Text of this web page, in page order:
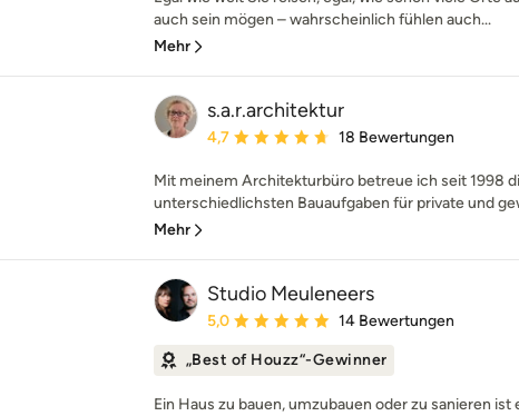
auch sein mögen – wahrscheinlich fühlen auch...
Mehr
s.a.r.architektur
Durchschnittliche Bewertung: 4.7 von 5
4,7 18 Bewertungen
Mit meinem Architekturbüro betreue ich seit 1998
unterschiedlichsten Bauaufgaben für private und
Mehr
Studio Meuleneers
Durchschnittliche Bewertung: 5 von 5
5,0 14 Bewertungen
„Best of Houzz“-Gewinner
Ein Haus zu bauen, umzubauen oder zu sanieren ist